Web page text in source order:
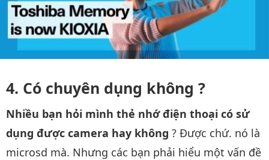
Có chuyên dụng không ?
Nhiều bạn hỏi mình thẻ nhớ điện thoại có sử
dụng được camera hay không ? Được chứ. nó là
microsd mà. Nhưng các bạn phải hiểu một vấn đề